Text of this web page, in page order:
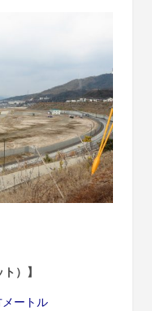
）】
ートル